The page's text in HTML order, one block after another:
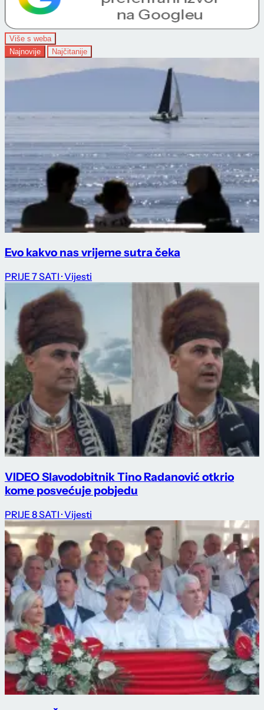
Više s weba
Najnovije
Najčitanije
Evo kakvo nas vrijeme sutra čeka
PRIJE 7 SATI · Vijesti
VIDEO Slavodobitnik Tino Radanović otkrio
kome posvećuje pobjedu
PRIJE 8 SATI · Vijesti